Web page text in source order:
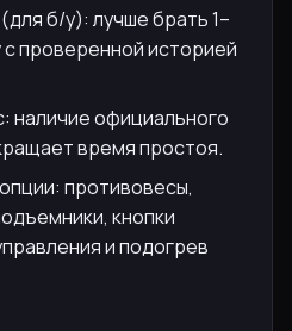
б/у): лучше брать 1–
проверенной историей
наличие официального
время простоя.
противовесы,
кнопки
и подогрев